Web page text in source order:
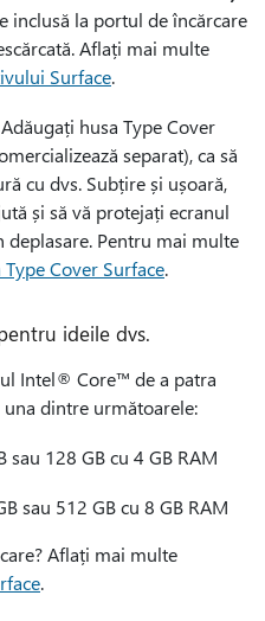
inclusă la portul de încărcare
Aflați mai multe
Surface.
husa Type Cover
separat), ca să
cu dvs. Subțire și ușoară,
și să vă protejați ecranul
Pentru mai multe
Type Cover Surface.
ideile dvs.
Intel® Core™ de a patra
dintre următoarele:
sau 128 GB cu 4 GB RAM
sau 512 GB cu 8 GB RAM
Aflați mai multe
.